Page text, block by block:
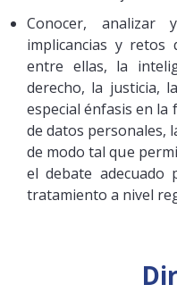
Conocer, analizar
implicancias y retos
entre ellas, la
derecho, la justicia,
especial énfasis en
de datos personales,
de modo tal que
el debate adecuado
tratamiento a nivel